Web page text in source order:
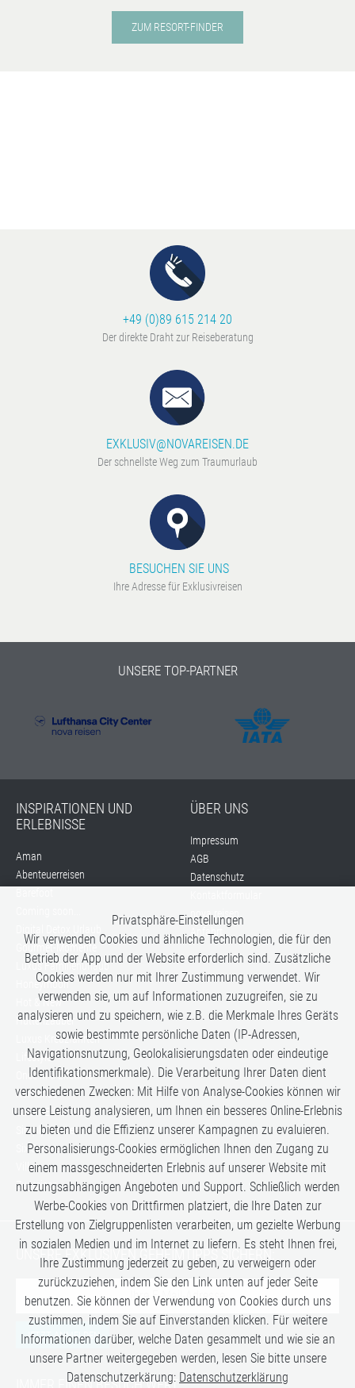
ZUM RESORT-FINDER
+49 (0)89 615 214 20
Der direkte Draht zur Reiseberatung
EXKLUSIV@NOVAREISEN.DE
Der schnellste Weg zum Traumurlaub
BESUCHEN SIE UNS
Ihre Adresse für Exklusivreisen
UNSERE TOP-PARTNER
INSPIRATIONEN UND
ERLEBNISSE
Aman
Abenteuerreisen
Gourmet-Momente
Luxus Familienurlaub
Honeymoon
Hot & New
Hüttenzauber
Luxus Kreuzfahrten
Lifestyle
Once in a Lifetime
Romance
Safari-Erlebnisse
Simply the Best
Six Senses
Villen
Zugreisen
ÜBER UNS
Impressum
AGB
Datenschutz
nova reisen
Anfahrt
UNSERE EXKLUSIVEN GEHEIMTIPPS SICHERN:
JETZT ANMELDEN
IMMER EINEN BESUCH WERT:
Privatsphäre-Einstellungen
Wir verwenden Cookies und ähnliche Technologien, die für den
Betrieb der App und der Website erforderlich sind. Zusätzliche
Cookies werden nur mit Ihrer Zustimmung verwendet. Wir
verwenden sie, um auf Informationen zuzugreifen, sie zu
analysieren und zu speichern, wie z.B. die Merkmale Ihres Geräts
sowie bestimmte persönliche Daten (IP-Adressen,
Navigationsnutzung, Geolokalisierungsdaten oder eindeutige
Identifikationsmerkmale). Die Verarbeitung Ihrer Daten dient
verschiedenen Zwecken: Mit Hilfe von Analyse-Cookies können wir
unsere Leistung analysieren, um Ihnen ein besseres Online-Erlebnis
zu bieten und die Effizienz unserer Kampagnen zu evaluieren.
Personalisierungs-Cookies ermöglichen Ihnen den Zugang zu
einem massgeschneiderten Erlebnis auf unserer Website mit
nutzungsabhängigen Angeboten und Support. Schließlich werden
Werbe-Cookies von Drittfirmen platziert, die Ihre Daten zur
Erstellung von Zielgruppenlisten verarbeiten, um gezielte Werbung
in sozialen Medien und im Internet zu liefern. Es steht Ihnen frei,
Ihre Zustimmung jederzeit zu geben, zu verweigern oder
zurückzuziehen, indem Sie den Link unten auf jeder Seite
benutzen. Sie können der Verwendung von Cookies durch uns
zustimmen, indem Sie auf Einverstanden klicken. Für weitere
Informationen darüber, welche Daten gesammelt und wie sie an
unsere Partner weitergegeben werden, lesen Sie bitte unsere
Datenschutzerkärung: Datenschutzerklärung